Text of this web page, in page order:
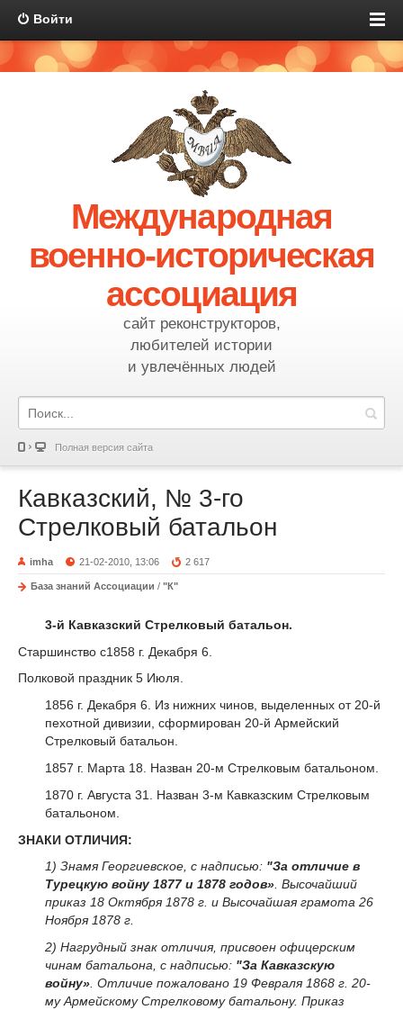
Войти
Международная
военно-историческая
ассоциация
сайт реконструкторов,
любителей истории
и увлечённых людей
Полная версия сайта
Кавказский, № 3-го
Стрелковый батальон
imha 21-02-2010, 13:06 2 617
База знаний Ассоциации / "К"
3-й Кавказский Стрелковый батальон.
Старшинство с1858 г. Декабря 6.
Полковой праздник 5 Июля.
1856 г. Декабря 6. Из нижних чинов, выделенных от 20-й
пехотной дивизии, сформирован 20-й Армейский
Стрелковый батальон.
1857 г. Марта 18. Назван 20-м Стрелковым батальоном.
1870 г. Августа 31. Назван 3-м Кавказским Стрелковым
батальоном.
ЗНАКИ ОТЛИЧИЯ:
1) Знамя Георгиевское, с надписью: "За отличие в
Турецкую войну 1877 и 1878 годов». Высочайший
приказ 18 Октября 1878 г. и Высочайшая грамота 26
Ноября 1878 г.
2) Нагрудный знак отличия, присвоен офицерским
чинам батальона, с надписью: "За Кавказскую
войну» . Отличие пожаловано 19 Февраля 1868 г. 20-
му Армейскому Стрелковому батальону. Приказ